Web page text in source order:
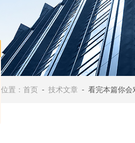
位置： 首页 - 技术文章 - 看完本篇你会